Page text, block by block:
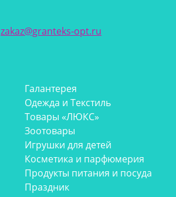
zakaz@granteks-opt.ru
Галантерея
Одежда и Текстиль
Товары «ЛЮКС»
Зоотовары
Игрушки для детей
Косметика и парфюмерия
Продукты питания и посуда
Праздник